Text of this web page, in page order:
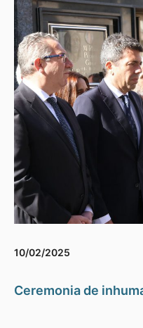
10/02/2025
Ceremonia de